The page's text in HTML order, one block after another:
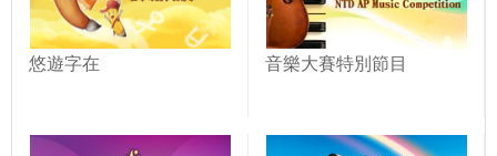
悠遊字在 音樂大賽特別節目